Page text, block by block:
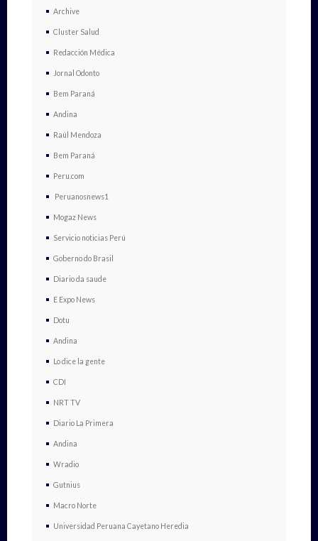
Archive
Cluster Salud
Redacción Médica
Jornal Odonto
Bem Paraná
Andina
Raúl Mendoza
Bem Paraná
Peru.com
Peruanosnews1
Mogaz News
Servicio noticias Perú
Goberno do Brasil
Diario da saude
E Expo News
Dotu
Andina
Lo dice la gente
CDI
NRT TV
Diario La Primera
Andina
Wradio
Gutnius
Macro Norte
Universidad Peruana Cayetano Heredia